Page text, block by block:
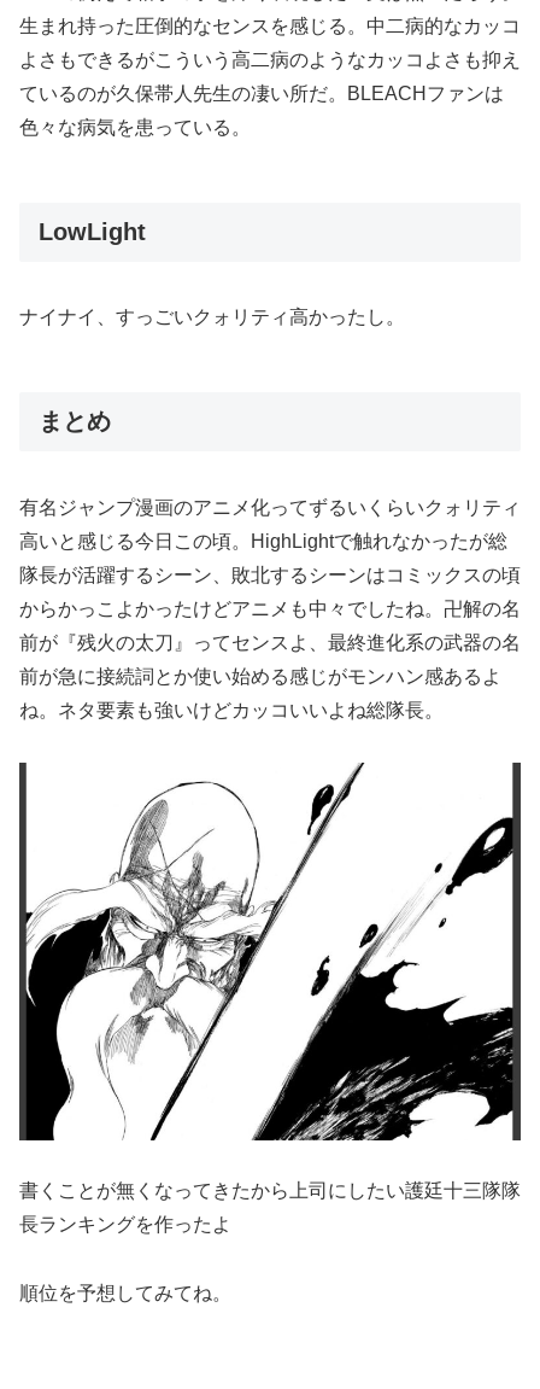
生まれ持った圧倒的なセンスを感じる。中二病的なカッコ
よさもできるがこういう高二病のようなカッコよさも抑え
ているのが久保帯人先生の凄い所だ。BLEACHファンは
色々な病気を患っている。
LowLight
ナイナイ、すっごいクォリティ高かったし。
まとめ
有名ジャンプ漫画のアニメ化ってずるいくらいクォリティ
高いと感じる今日この頃。HighLightで触れなかったが総
隊長が活躍するシーン、敗北するシーンはコミックスの頃
からかっこよかったけどアニメも中々でしたね。卍解の名
前が『残火の太刀』ってセンスよ、最終進化系の武器の名
前が急に接続詞とか使い始める感じがモンハン感あるよ
ね。ネタ要素も強いけどカッコいいよね総隊長。
書くことが無くなってきたから上司にしたい護廷十三隊隊
長ランキングを作ったよ
順位を予想してみてね。